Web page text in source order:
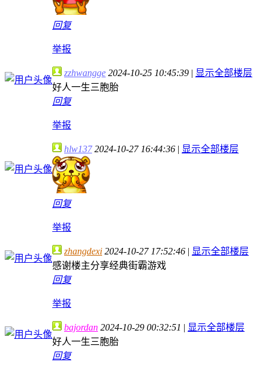
回复
举报
zzhwangge 2024-10-25 10:45:39 | 显示全部楼层
好人一生三胞胎
回复
举报
hlw1372024-10-27 16:44:36 | 显示全部楼层
回复
举报
zhangdexi 2024-10-27 17:52:46 | 显示全部楼层
感谢楼主分享经典街霸游戏
回复
举报
bajordan 2024-10-29 00:32:51 | 显示全部楼层
好人一生三胞胎
回复